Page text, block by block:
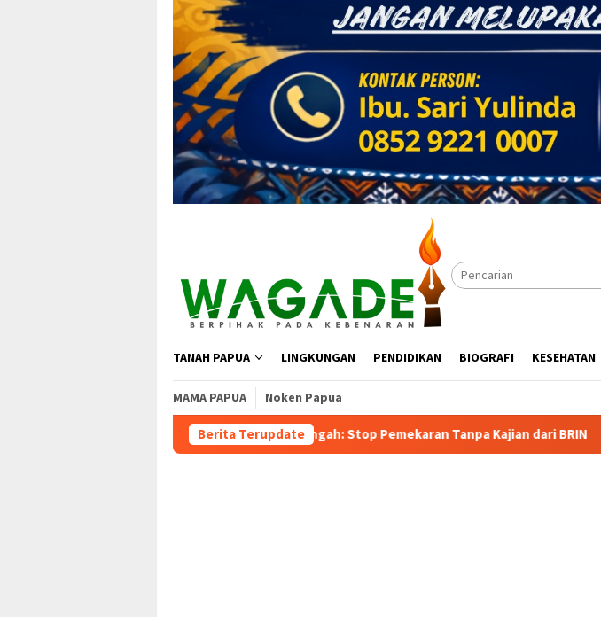
TANAH PAPUA LINGKUNGAN PENDIDIKAN BIOGRAFI KESEHATAN
MAMA PAPUA Noken Papua
Berita Terupdate
Wagub Papua Tengah: Stop Pemekaran Tanpa Kajian dari BRIN Klarifikasi Nolas